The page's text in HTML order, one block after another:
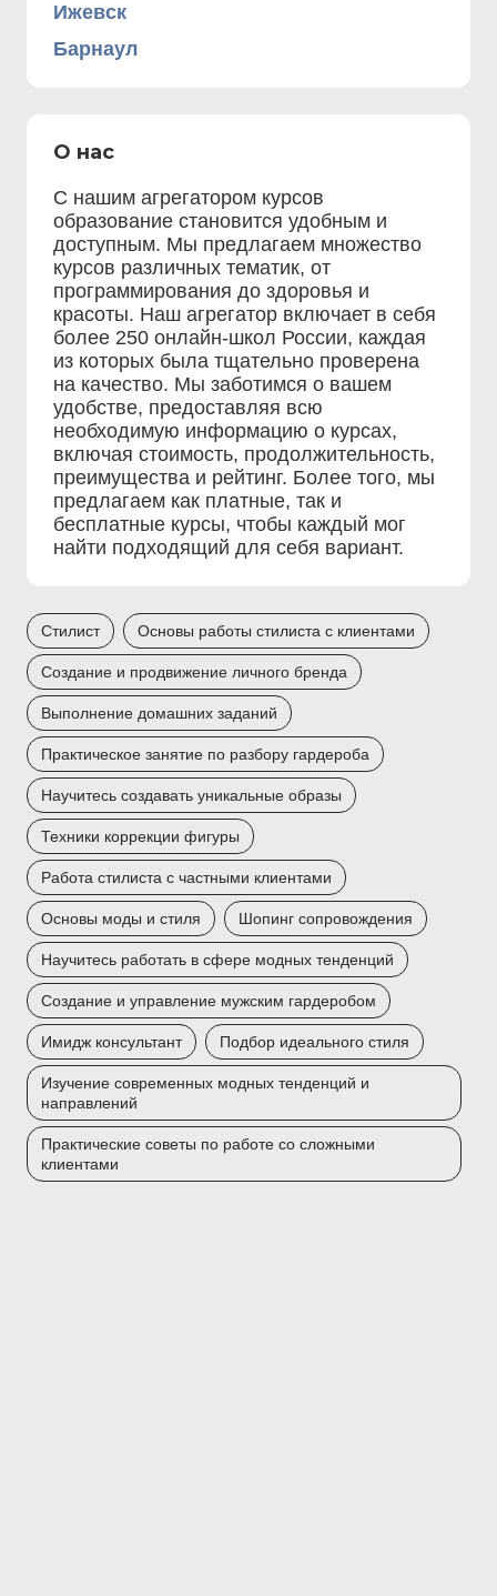
Ижевск
Барнаул
О нас
С нашим агрегатором курсов
образование становится удобным и
доступным. Мы предлагаем множество
курсов различных тематик, от
программирования до здоровья и
красоты. Наш агрегатор включает в себя
более 250 онлайн-школ России, каждая
из которых была тщательно проверена
на качество. Мы заботимся о вашем
удобстве, предоставляя всю
необходимую информацию о курсах,
включая стоимость, продолжительность,
преимущества и рейтинг. Более того, мы
предлагаем как платные, так и
бесплатные курсы, чтобы каждый мог
найти подходящий для себя вариант.
Стилист Основы работы стилиста с клиентами
Создание и продвижение личного бренда
Выполнение домашних заданий
Практическое занятие по разбору гардероба
Научитесь создавать уникальные образы
Техники коррекции фигуры
Работа стилиста с частными клиентами
Основы моды и стиля Шопинг сопровождения
Научитесь работать в сфере модных тенденций
Создание и управление мужским гардеробом
Имидж консультант Подбор идеального стиля
Изучение современных модных тенденций и
направлений
Практические советы по работе со сложными
клиентами